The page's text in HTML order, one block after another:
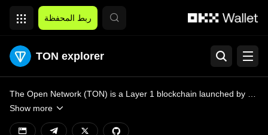
ربط المحفظة
TON explorer
Developers
Show more